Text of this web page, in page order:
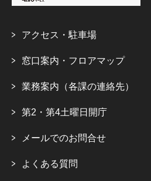
アクセス・駐車場
窓口案内・フロアマップ
業務案内（各課の連絡先）
第2・第4土曜日開庁
メールでのお問合せ
よくある質問